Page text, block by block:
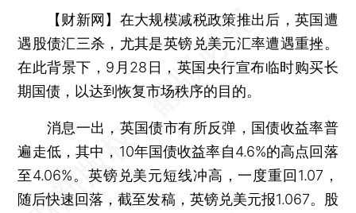
【财新网】 在大规模减税政策推出后，英国遭
遇股债汇三杀，尤其是英镑兑美元汇率遭遇重挫。
在此背景下，9月28日，英国央行宣布临时购买长
期国债，以达到恢复市场秩序的目的。
消息一出，英国债市有所反弹，国债收益率普
遍走低，其中，10年国债收益率自4.6%的高点回落
至4.06%。英镑兑美元短线冲高，一度重回1.07，
随后快速回落，截至发稿，英镑兑美元报1.067。股